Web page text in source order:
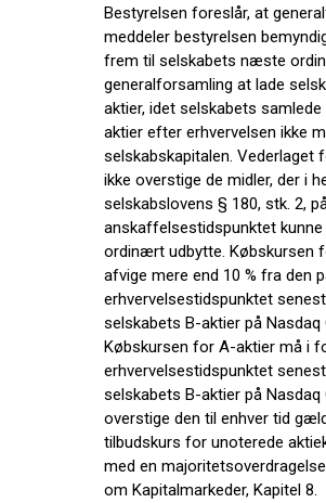
Bestyrelsen foreslår, at
meddeler bestyrelsen
frem til selskabets næste
generalforsamling at lade
aktier, idet selskabets
aktier efter erhvervelsen ikke
selskabskapitalen. Vederlaget
ikke overstige de midler, der i
selskabslovens § 180, stk. 2,
anskaffelsestidspunktet
ordinært udbytte. Købskursen
afvige mere end 10 % fra den
erhvervelsestidspunktet
selskabets B-aktier på Nasdaq
Købskursen for A-aktier må i
erhvervelsestidspunktet
selskabets B-aktier på Nasdaq
overstige den til enhver tid
tilbudskurs for unoterede
med en
om Kapitalmarkeder, Kapitel 8.